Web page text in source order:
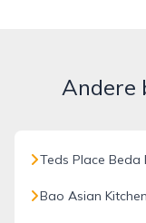
Andere
Teds Place Beda
Bao Asian Kitchen